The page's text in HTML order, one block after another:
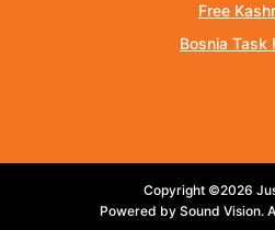
Free
Bosnia Task
Copyright ©2026
Powered by Sound Vision.